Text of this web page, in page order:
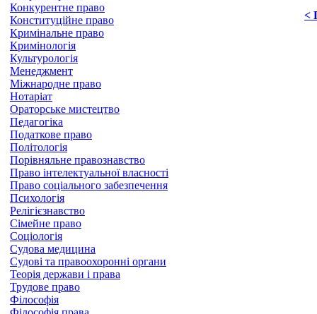
Конкурентне право
Конституційне право
Кримінальне право
Кримінологія
Культурологія
Менеджмент
Міжнародне право
Нотаріат
Ораторське мистецтво
Педагогіка
Податкове право
Політологія
Порівняльне правознавство
Право інтелектуальної власності
Право соціального забезпечення
Психологія
Релігієзнавство
Сімейне право
Соціологія
Судова медицина
Судові та правоохоронні органи
Теорія держави і права
Трудове право
Філософія
<